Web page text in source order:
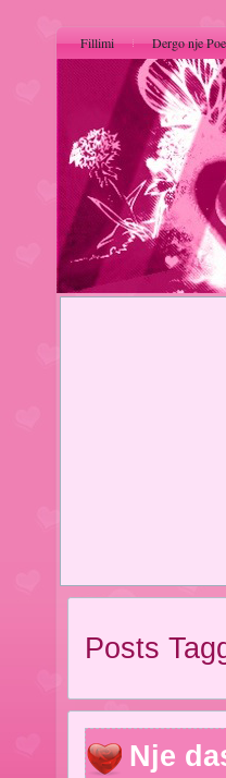
Fillimi Dergo nje
Posts
Nje